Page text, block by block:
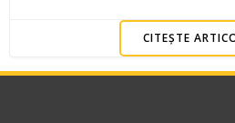
CITEȘTE